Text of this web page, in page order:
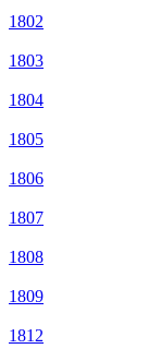
1802
1803
1804
1805
1806
1807
1808
1809
1812